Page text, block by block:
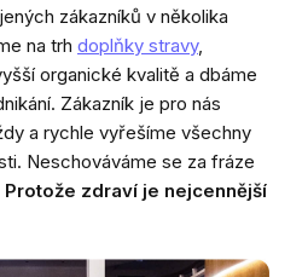
zákazníků v několika
na trh doplňky stravy,
organické kvalitě a dbáme
Zákazník je pro nás
a rychle vyřešíme všechny
Neschováváme se za fráze
Protože zdraví je nejcennější